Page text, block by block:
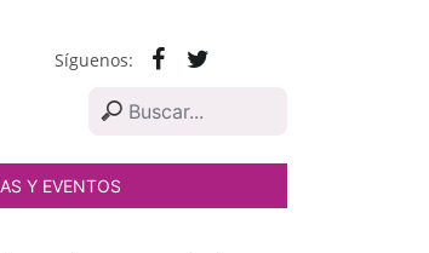
Síguenos:
Y EVENTOS